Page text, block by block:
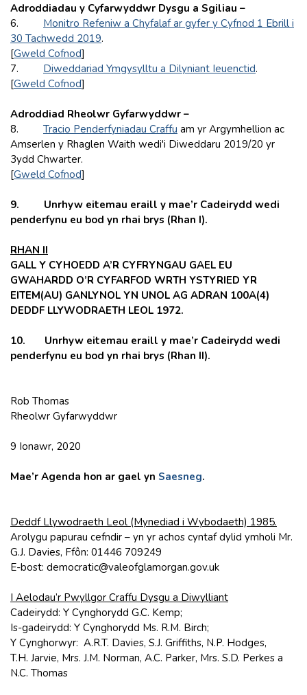
Adroddiadau y Cyfarwyddwr Dysgu a Sgiliau –
6. Monitro Refeniw a Chyfalaf ar gyfer y Cyfnod 1 Ebrill i
30 Tachwedd 2019.
[Gweld Cofnod]
7. Diweddariad Ymgysylltu a Dilyniant Ieuenctid.
[Gweld Cofnod]
Adroddiad Rheolwr Gyfarwyddwr –
8. Tracio Penderfyniadau Craffu am yr Argymhellion ac
Amserlen y Rhaglen Waith wedi'i Diweddaru 2019/20 yr
3ydd Chwarter.
[Gweld Cofnod]
9. Unrhyw eitemau eraill y mae’r Cadeirydd wedi
penderfynu eu bod yn rhai brys (Rhan I).
RHAN II
GALL Y CYHOEDD A’R CYFRYNGAU GAEL EU
GWAHARDD O’R CYFARFOD WRTH YSTYRIED YR
EITEM(AU) GANLYNOL YN UNOL AG ADRAN 100A(4)
DEDDF LLYWODRAETH LEOL 1972.
10. Unrhyw eitemau eraill y mae’r Cadeirydd wedi
penderfynu eu bod yn rhai brys (Rhan II).
Rob Thomas
Rheolwr Gyfarwyddwr
9 Ionawr, 2020
Mae’r Agenda hon ar gael yn Saesneg.
Deddf Llywodraeth Leol (Mynediad i Wybodaeth) 1985.
Arolygu papurau cefndir – yn yr achos cyntaf dylid ymholi Mr.
G.J. Davies, Ffôn: 01446 709249
E-bost: democratic@valeofglamorgan.gov.uk
I Aelodau’r Pwyllgor Craffu Dysgu a Diwylliant
Cadeirydd: Y Cynghorydd G.C. Kemp;
Is-gadeirydd: Y Cynghorydd Ms. R.M. Birch;
Y Cynghorwyr: A.R.T. Davies, S.J. Griffiths, N.P. Hodges,
T.H. Jarvie, Mrs. J.M. Norman, A.C. Parker, Mrs. S.D. Perkes a
N.C. Thomas